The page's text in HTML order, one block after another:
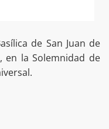
de San Juan de
en la Solemnidad de